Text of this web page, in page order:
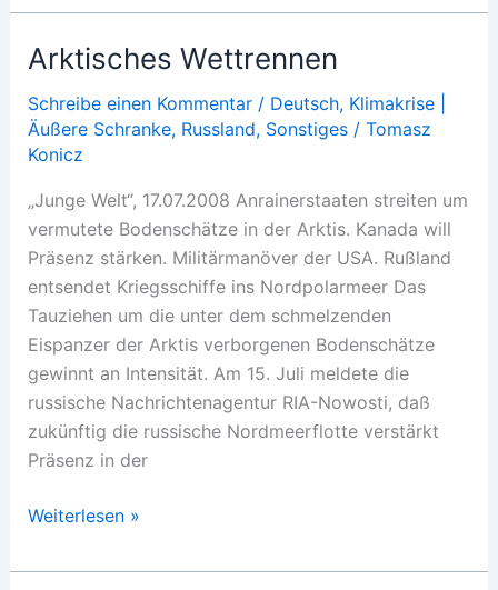
dem
Arktisches Wettrennen
Schreibe einen Kommentar / Deutsch, Klimakrise |
Äußere Schranke, Russland, Sonstiges/ Tomasz
Konicz
„Junge Welt“, 17.07.2008 Anrainerstaaten streiten um
vermutete Bodenschätze in der Arktis. Kanada will
Präsenz stärken. Militärmanöver der USA. Rußland
entsendet Kriegsschiffe ins Nordpolarmeer Das
Tauziehen um die unter dem schmelzenden
Eispanzer der Arktis verborgenen Bodenschätze
gewinnt an Intensität. Am 15. Juli meldete die
russische Nachrichtenagentur RIA-Nowosti, daß
zukünftig die russische Nordmeerflotte verstärkt
Präsenz in der
Arktisches
Weiterlesen »